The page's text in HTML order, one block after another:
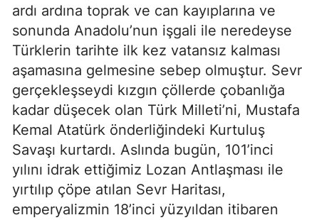
ardı ardına toprak ve can kayıplarına ve
sonunda Anadolu’nun işgali ile neredeyse
Türklerin tarihte ilk kez vatansız kalması
aşamasına gelmesine sebep olmuştur. Sevr
gerçekleşseydi kızgın çöllerde çobanlığa
kadar düşecek olan Türk Milleti’ni, Mustafa
Kemal Atatürk önderliğindeki Kurtuluş
Savaşı kurtardı. Aslında bugün, 101’inci
yılını idrak ettiğimiz Lozan Antlaşması ile
yırtılıp çöpe atılan Sevr Haritası,
emperyalizmin 18’inci yüzyıldan itibaren